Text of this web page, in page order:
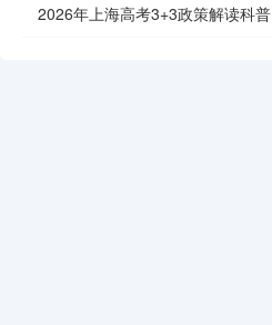
2026年上海高考3+3政策解读科普